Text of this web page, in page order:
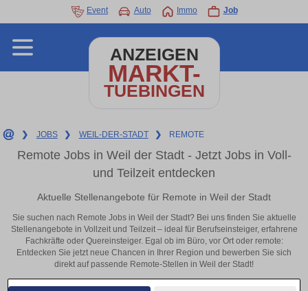
Event Auto Immo Job
ANZEIGEN
MARKT-
TUEBINGEN
❯ JOBS ❯ WEIL-DER-STADT ❯ REMOTE
Remote Jobs in Weil der Stadt - Jetzt Jobs in Voll-
und Teilzeit entdecken
Aktuelle Stellenangebote für Remote in Weil der Stadt
Sie suchen nach Remote Jobs in Weil der Stadt? Bei uns finden Sie aktuelle
Stellenangebote in Vollzeit und Teilzeit – ideal für Berufseinsteiger, erfahrene
Fachkräfte oder Quereinsteiger. Egal ob im Büro, vor Ort oder remote:
Entdecken Sie jetzt neue Chancen in Ihrer Region und bewerben Sie sich
direkt auf passende Remote-Stellen in Weil der Stadt!